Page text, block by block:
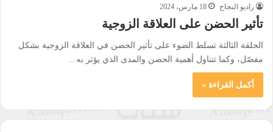
راديو النجاح 18 مارس، 2024
تأثير الحضن على العلاقة الزوجية
الحلقة الثالثة تسلط الضوء على تأثير الحضن في العلاقة الزوجية بشكل
مفصّل، وكما تتناول أهمية الحضن والمدى الذي يؤثر به…
أكمل القراءة »